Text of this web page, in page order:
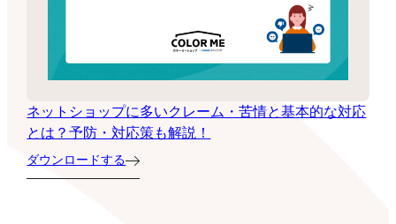
ネットショップに多いクレーム・苦情と基本的な対応
とは？予防・対応策も解説！
ダウンロードする